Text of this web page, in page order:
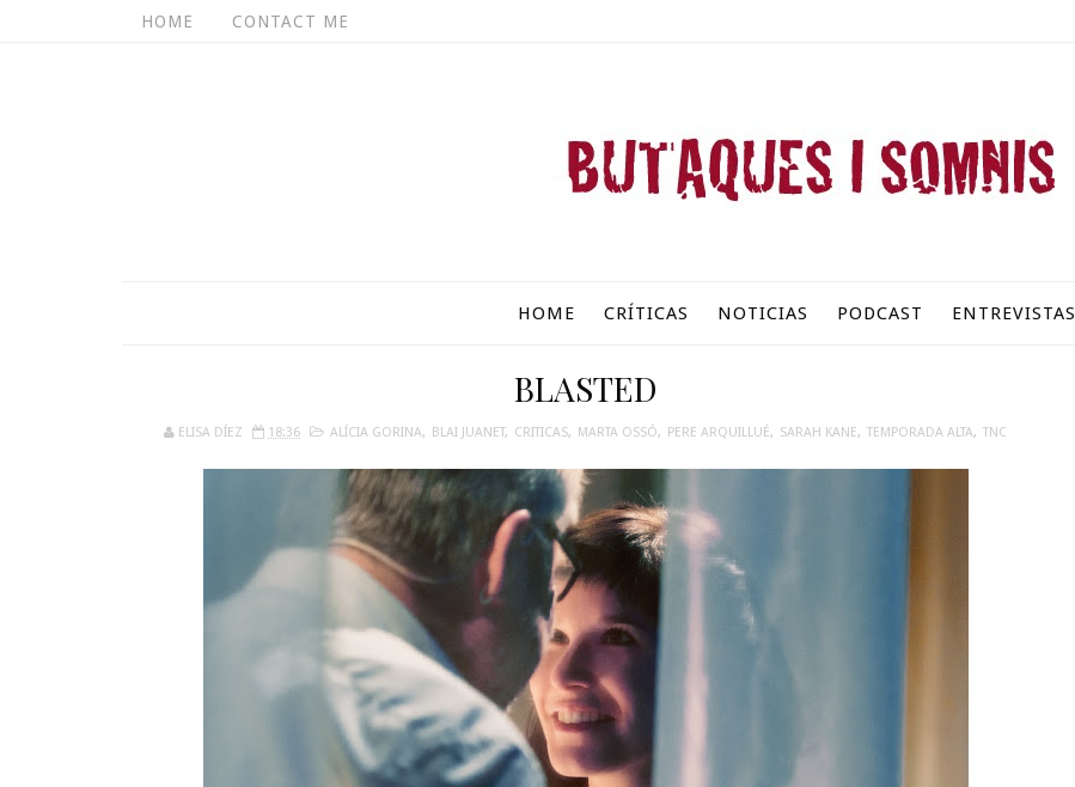
HOME CONTACT ME
HOME CRÍTICAS NOTICIAS PODCAST ENTREVISTAS
BLASTED
ELISA DÍEZ 18:36 ALÍCIA GORINA, BLAI JUANET, CRITICAS, MARTA OSSÓ, PERE ARQUILLUÉ, SARAH KANE, TEMPORADA ALTA, TNC